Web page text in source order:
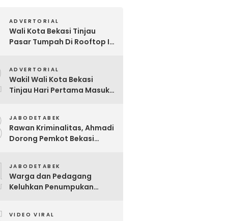
ADVERTORIAL
Wali Kota Bekasi Tinjau
Pasar Tumpah Di Rooftop I
Disiapkan Bertahap
ADVERTORIAL
Wakil Wali Kota Bekasi
Tinjau Hari Pertama Masuk
Ajaran Baru 2026
JABODETABEK
Rawan Kriminalitas, Ahmadi
Dorong Pemkot Bekasi
JABODETABEK
Warga dan Pedagang
Keluhkan Penumpukan
VIDEO VIRAL